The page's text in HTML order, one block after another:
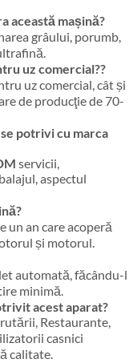
această mașină?
grâului, porumb,
uz comercial??
uz comercial, cât și
de producţie de 70-
potrivi cu marca
servicii,
aspectul
un an care acoperă
și motorul.
automată, făcându-l
minimă.
acest aparat?
Restaurante,
casnici
calitate.